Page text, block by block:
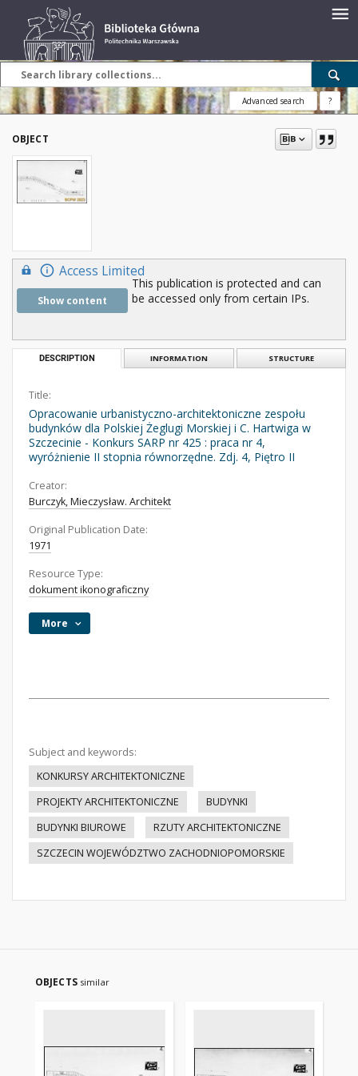
Advanced search ?
OBJECT
Access Limited
Show content
This publication is protected and can
be accessed only from certain IPs.
DESCRIPTION INFORMATION STRUCTURE
Title:
Opracowanie urbanistyczno-architektoniczne zespołu
budynków dla Polskiej Żeglugi Morskiej i C. Hartwiga w
Szczecinie - Konkurs SARP nr 425 : praca nr 4,
wyróżnienie II stopnia równorzędne. Zdj. 4, Piętro II
Creator:
Burczyk, Mieczysław. Architekt
Original Publication Date:
1971
Resource Type:
dokument ikonograficzny
More
Subject and keywords:
KONKURSY ARCHITEKTONICZNE
PROJEKTY ARCHITEKTONICZNE
BUDYNKI
BUDYNKI BIUROWE
RZUTY ARCHITEKTONICZNE
SZCZECIN WOJEWÓDZTWO ZACHODNIOPOMORSKIE
OBJECTS similar